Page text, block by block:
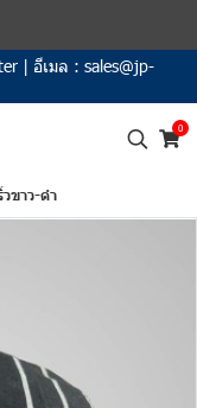
| อีเมล : sales@jp-
0
ขาว-ดำ